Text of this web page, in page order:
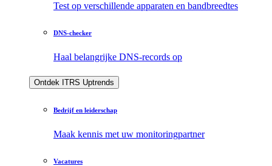
Test op verschillende apparaten en bandbreedtes
DNS-checker
Haal belangrijke DNS-records op
Ontdek ITRS Uptrends
Bedrijf en leiderschap
Maak kennis met uw monitoringpartner
Vacatures